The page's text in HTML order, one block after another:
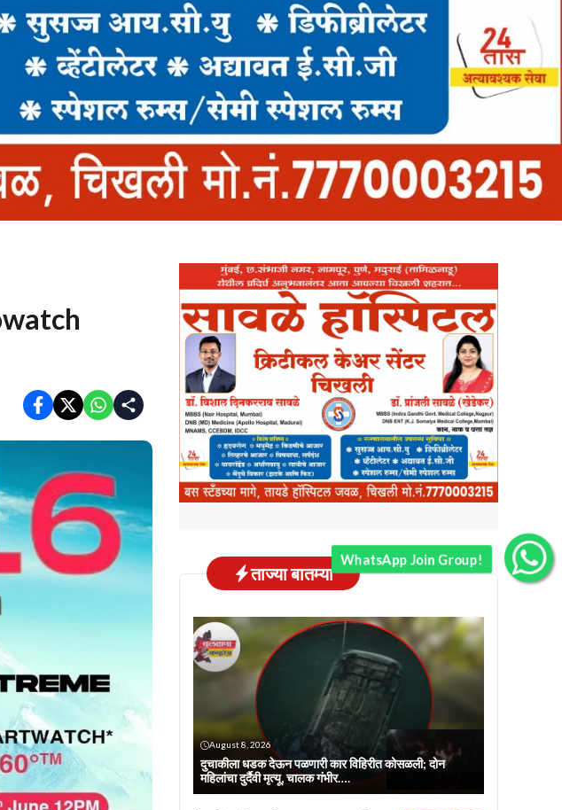
ताज्या बातम्या
August 8, 2026
दुचाकीला धडक देऊन पळणारी कार विहिरीत कोसळली; दोन
महिलांचा दुर्दैवी मृत्यू, चालक गंभीर….
WhatsApp Join Group!